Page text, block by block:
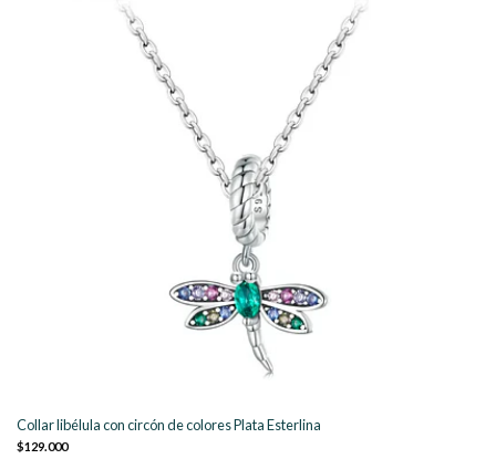
Collar libélula con circón de colores Plata Esterlina
$129.000